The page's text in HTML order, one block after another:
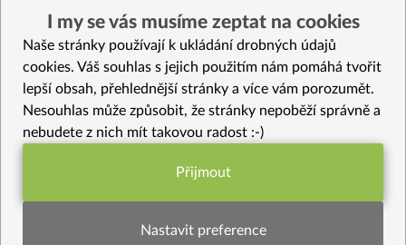
Osvěžující čaj s citronovými bylinkami
Nepečený jablečný dort s rybízem
Vybrané recepty
Jemný patizonový krém
“Bramborová” kaše z květáku s karamelizovanou cibulkou
Mls na špejli
I my se vás musíme zeptat na cookies
Naše stránky používají k ukládání drobných údajů
cookies. Váš souhlas s jejich použitím nám pomáhá tvořit
lepší obsah, přehlednější stránky a více vám porozumět.
Nesouhlas může způsobit, že stránky nepoběží správně a
nebudete z nich mít takovou radost :-)
Funkční nastavení potřebujeme (vždy
Přijmout
Nastavit preference